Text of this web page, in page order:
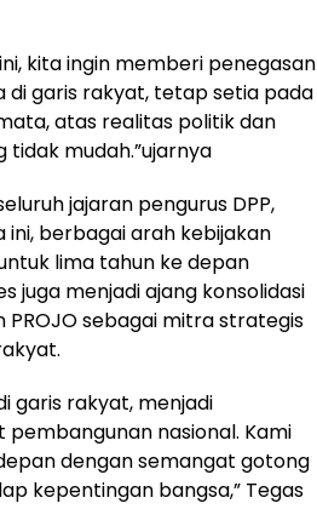
kita ingin memberi penegasan
di garis rakyat, tetap setia pada
atas realitas politik dan
tidak mudah.”ujarnya
jajaran pengurus DPP,
ini, berbagai arah kebijakan
lima tahun ke depan
juga menjadi ajang konsolidasi
sebagai mitra strategis
garis rakyat, menjadi
nasional. Kami
dengan semangat gotong
kepentingan bangsa,” Tegas